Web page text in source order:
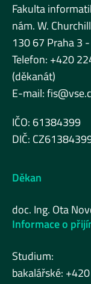
Fakulta
nám. W.
130 67 Praha 3
Telefon: +420
(děkanát)
E-mail:
IČO: 61384399
DIČ:
Děkan
doc. Ing. Ota
Informace o
Studium:
bakalářské: